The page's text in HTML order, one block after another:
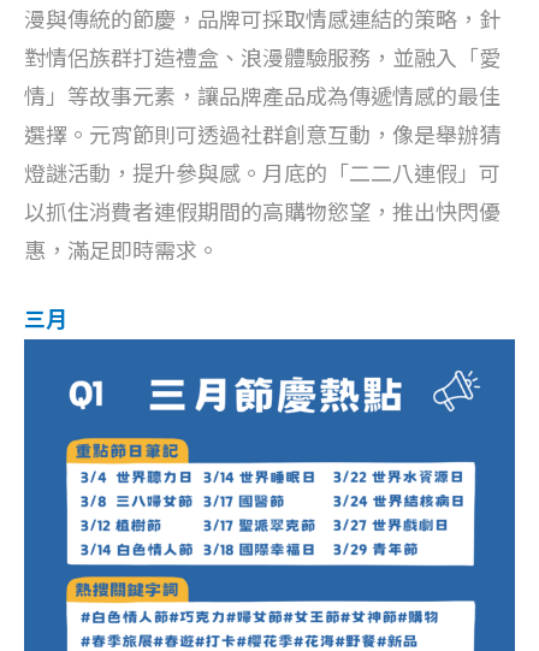
漫與傳統的節慶，品牌可採取情感連結的策略，針
對情侶族群打造禮盒、浪漫體驗服務，並融入「愛
情」等故事元素，讓品牌產品成為傳遞情感的最佳
選擇。元宵節則可透過社群創意互動，像是舉辦猜
燈謎活動，提升參與感。月底的「二二八連假」可
以抓住消費者連假期間的高購物慾望，推出快閃優
惠，滿足即時需求。
三月